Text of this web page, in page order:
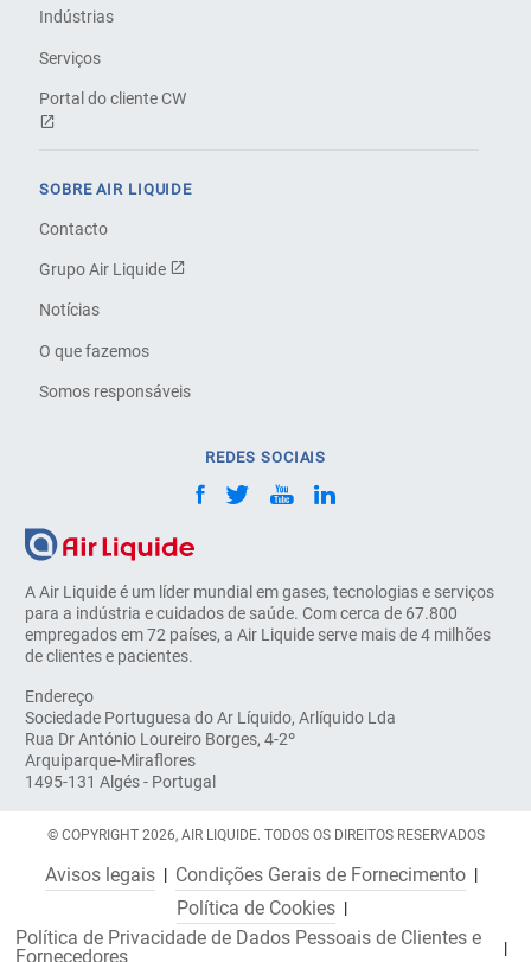
A Air Liquide é um líder mundial em gases, tecnologias e serviços
para a indústria e cuidados de saúde. Com cerca de 67.800
empregados em 72 países, a Air Liquide serve mais de 4 milhões
de clientes e pacientes.
Endereço
Sociedade Portuguesa do Ar Líquido, Arlíquido Lda
Rua Dr António Loureiro Borges, 4-2º
Arquiparque-Miraflores
1495-131 Algés - Portugal
Indústrias
Serviços
Portal do cliente CW
SOBRE AIR LIQUIDE
Contacto
Grupo Air Liquide
Notícias
O que fazemos
Somos responsáveis
REDES SOCIAIS
© COPYRIGHT 2026, AIR LIQUIDE. TODOS OS DIREITOS RESERVADOS
Avisos legais
Condições Gerais de Fornecimento
Política de Cookies
Política de Privacidade de Dados Pessoais de Clientes e
Fornecedores